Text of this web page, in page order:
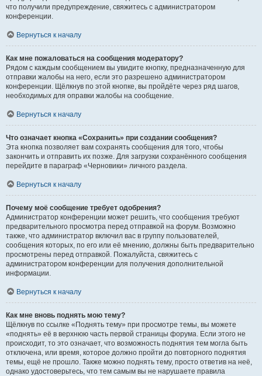
что получили предупреждение, свяжитесь с администратором
конференции.
Вернуться к началу
Как мне пожаловаться на сообщения модератору?
Рядом с каждым сообщением вы увидите кнопку, предназначенную для
отправки жалобы на него, если это разрешено администратором
конференции. Щёлкнув по этой кнопке, вы пройдёте через ряд шагов,
необходимых для оправки жалобы на сообщение.
Вернуться к началу
Что означает кнопка «Сохранить» при создании сообщения?
Эта кнопка позволяет вам сохранять сообщения для того, чтобы
закончить и отправить их позже. Для загрузки сохранённого сообщения
перейдите в параграф «Черновики» личного раздела.
Вернуться к началу
Почему моё сообщение требует одобрения?
Администратор конференции может решить, что сообщения требуют
предварительного просмотра перед отправкой на форум. Возможно
также, что администратор включил вас в группу пользователей,
сообщения которых, по его или её мнению, должны быть предварительно
просмотрены перед отправкой. Пожалуйста, свяжитесь с
администратором конференции для получения дополнительной
информации.
Вернуться к началу
Как мне вновь поднять мою тему?
Щёлкнув по ссылке «Поднять тему» при просмотре темы, вы можете
«поднять» её в верхнюю часть первой страницы форума. Если этого не
происходит, то это означает, что возможность поднятия тем могла быть
отключена, или время, которое должно пройти до повторного поднятия
темы, ещё не прошло. Также можно поднять тему, просто ответив на неё,
однако удостоверьтесь, что тем самым вы не нарушаете правила